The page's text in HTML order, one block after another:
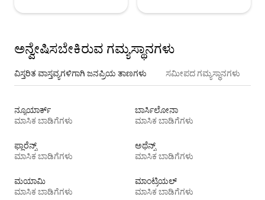
ಅನ್ವೇಷಿಸಬೇಕಿರುವ ಗಮ್ಯಸ್ಥಾನಗಳು
ವಿಸ್ತರಿತ ವಾಸ್ತವ್ಯಗಳಿಗಾಗಿ ಜನಪ್ರಿಯ ತಾಣಗಳು ಸಮೀಪದ ಗಮ್ಯಸ್ಥಾನಗಳು
ನ್ಯೂಯಾರ್ಕ್
ಮಾಸಿಕ ಬಾಡಿಗೆಗಳು
ಬಾರ್ಸಿಲೋನಾ
ಮಾಸಿಕ ಬಾಡಿಗೆಗಳು
ಫ್ಲಾರೆನ್ಸ್
ಮಾಸಿಕ ಬಾಡಿಗೆಗಳು
ಅಥೆನ್ಸ್
ಮಾಸಿಕ ಬಾಡಿಗೆಗಳು
ಮಯಾಮಿ
ಮಾಸಿಕ ಬಾಡಿಗೆಗಳು
ಮಾಂಟ್ರಿಯಲ್
ಮಾಸಿಕ ಬಾಡಿಗೆಗಳು